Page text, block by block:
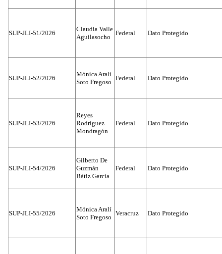
SUP-JLI-51/2026
Claudia Valle
Aguilasocho
Federal Dato Protegido
SUP-JLI-52/2026
Mónica Aralí
Soto Fregoso
Federal Dato Protegido
SUP-JLI-53/2026
Reyes
Rodríguez
Mondragón
Federal Dato Protegido
SUP-JLI-54/2026
Gilberto De
Guzmán
Bátiz García
Federal Dato Protegido
SUP-JLI-55/2026
Mónica Aralí
Soto Fregoso
Veracruz Dato Protegido